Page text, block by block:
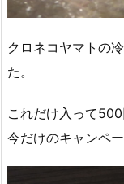
クロネコヤマトの
た。
これだけ入って
今だけのキャンペ